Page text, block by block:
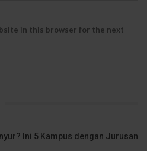
in this browser for the next
Ini 5 Kampus dengan Jurusan